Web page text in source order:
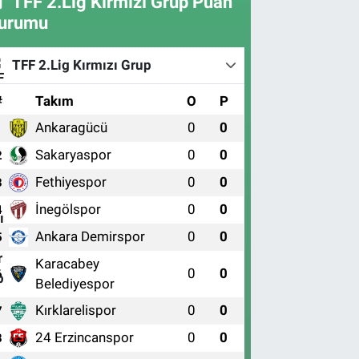
TFF 2.Lig Kırmızı Grup
Takım O P
Ankaragücü 0 0
Sakaryaspor 0 0
Fethiyespor 0 0
İnegölspor 0 0
Ankara Demirspor 0 0
Karacabey
Belediyespor
0 0
Kırklarelispor 0 0
24 Erzincanspor 0 0